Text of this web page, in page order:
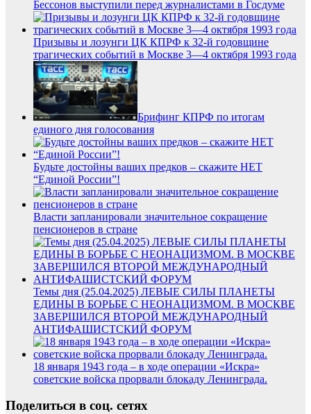
Бессонов выступили перед журналистами в Госдуме
Призывы и лозунги ЦК КПРФ к 32-й годовщине
трагических событий в Москве 3—4 октября 1993 года
Брифинг КПРФ по итогам
единого дня голосования
Будьте достойны ваших предков – скажите НЕТ
“Единой России”!
Власти запланировали значительное сокращение
пенсионеров в стране
Темы дня (25.04.2025) ЛЕВЫЕ СИЛЫ ПЛАНЕТЫ
ЕДИНЫ В БОРЬБЕ С НЕОНАЦИЗМОМ. В МОСКВЕ
ЗАВЕРШИЛСЯ ВТОРОЙ МЕЖДУНАРОДНЫЙ
АНТИФАШИСТСКИЙ ФОРУМ
18 января 1943 года – в ходе операции «Искра»
советские войска прорвали блокаду Ленинграда.
Поделиться в соц. сетях